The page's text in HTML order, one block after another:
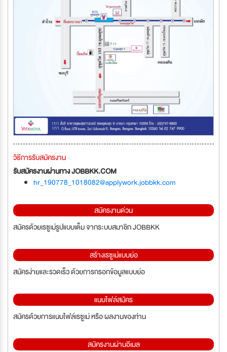
วิธีการรับสมัครงาน
รับสมัครงานผ่านทาง JOBBKK.COM
hr_190778_1018082@applywork.jobbkk.com
สมัครงานด่วน
สมัครด้วยเรซูเม่รูปแบบเต็ม จากระบบสมาชิก JOBBKK
สร้างเรซูเม่แบบย่อ
สมัครง่ายและรวดเร็ว ด้วยการกรอกข้อมูลแบบย่อ
แนบไฟล์สมัคร
สมัครด้วยการแนบไฟล์เรซูเม่ หรือ ผลงานของท่าน
สมัครงานผ่านอีเมล